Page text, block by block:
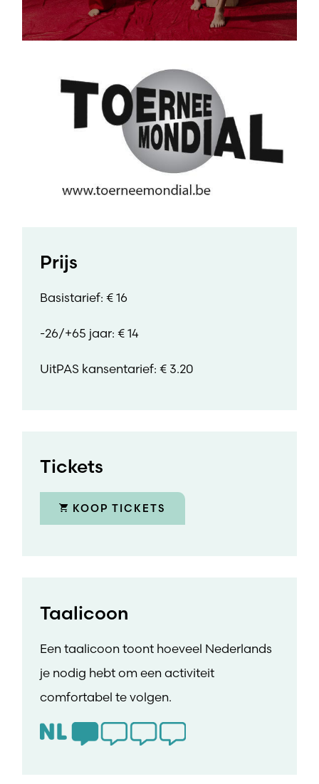
Prijs
Basistarief: € 16
-26/+65 jaar: € 14
UitPAS kansentarief: € 3.20
Tickets
KOOP TICKETS
Taalicoon
Een taalicoon toont hoeveel Nederlands
je nodig hebt om een activiteit
comfortabel te volgen.